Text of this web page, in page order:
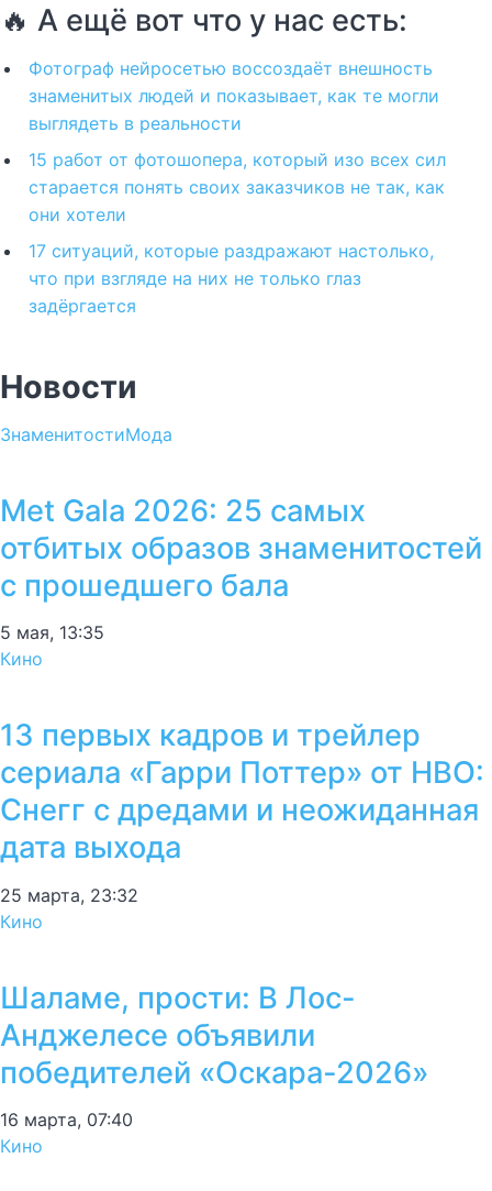
🔥 А ещё вот что у нас есть:
Фотограф нейросетью воссоздаёт внешность
знаменитых людей и показывает, как те могли
выглядеть в реальности
15 работ от фотошопера, который изо всех сил
старается понять своих заказчиков не так, как
они хотели
17 ситуаций, которые раздражают настолько,
что при взгляде на них не только глаз
задёргается
Новости
ЗнаменитостиМода
Met Gala 2026: 25 самых
отбитых образов знаменитостей
с прошедшего бала
5 мая, 13:35
Кино
13 первых кадров и трейлер
сериала «Гарри Поттер» от HBO:
Снегг с дредами и неожиданная
дата выхода
25 марта, 23:32
Кино
Шаламе, прости: В Лос-
Анджелесе объявили
победителей «Оскара-2026»
16 марта, 07:40
Кино